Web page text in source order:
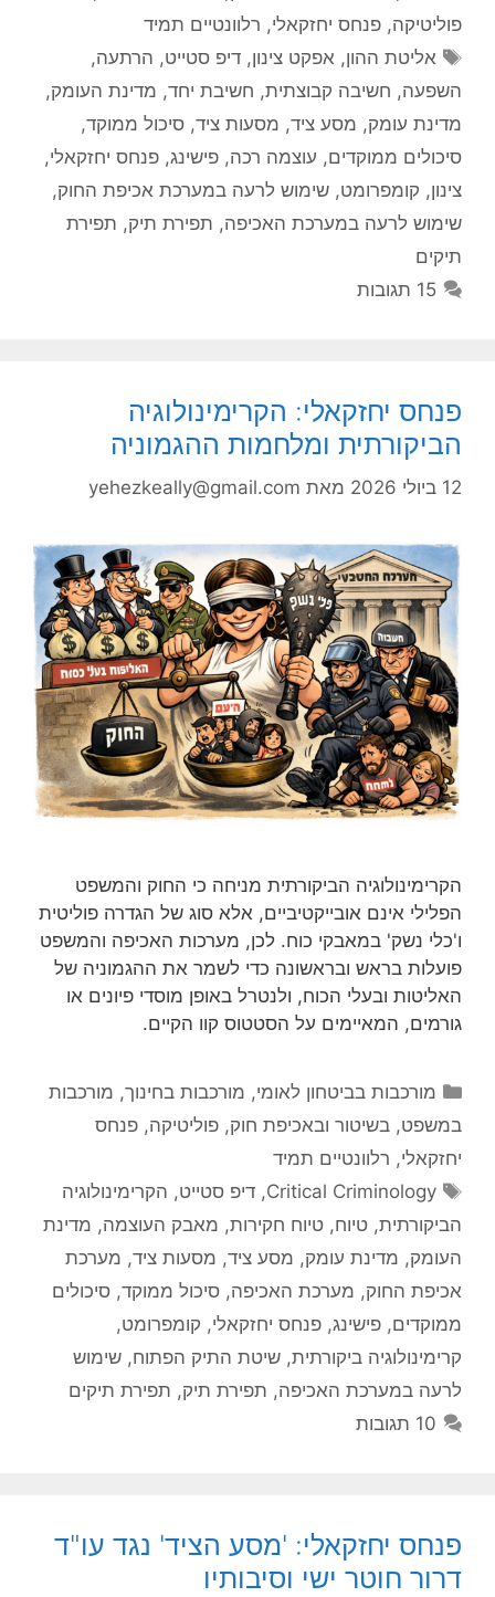
פוליטיקה, פנחס יחזקאלי, רלוונטיים תמיד
תגיות
אליטת ההון, אפקט צינון,דיפ סטייט, הרתעה,
השפעה, חשיבה קבוצתית, חשיבת יחד, מדינת העומק,
מדינת עומק, מסע ציד, מסעות ציד, סיכול ממוקד,
סיכולים ממוקדים, עוצמה רכה, פישינג, פנחס יחזקאלי,
צינון, קומפרומט, שימוש לרעה במערכת אכיפת החוק,
שימוש לרעה במערכת האכיפה, תפירת תיק, תפירת
תיקים
15 תגובות
פנחס יחזקאלי: הקרימינולוגיה
הביקורתית ומלחמות ההגמוניה
12 ביולי 2026 מאת yehezkeally@gmail.com
הקרימינולוגיה הביקורתית מניחה כי החוק והמשפט
הפלילי אינם אובייקטיביים, אלא סוג של הגדרה פוליטית
ו'כלי נשק' במאבקי כוח. לכן, מערכות האכיפה והמשפט
פועלות בראש ובראשונה כדי לשמר את ההגמוניה של
האליטות ובעלי הכוח, ולנטרל באופן מוסדי פיונים או
גורמים, המאיימים על הסטטוס קוו הקיים.
קטגוריות
מורכבות בביטחון לאומי, מורכבות בחינוך, מורכבות
במשפט, בשיטור ובאכיפת חוק, פוליטיקה, פנחס
יחזקאלי, רלוונטיים תמיד
תגיות
Critical Criminology
,דיפ סטייט, הקרימינולוגיה
הביקורתית, טיוח, טיוח חקירות, מאבק העוצמה, מדינת
העומק, מדינת עומק, מסע ציד, מסעות ציד, מערכת
אכיפת החוק, מערכת האכיפה, סיכול ממוקד, סיכולים
ממוקדים, פישינג, פנחס יחזקאלי, קומפרומט,
קרימינולוגיה ביקורתית, שיטת התיק הפתוח, שימוש
לרעה במערכת האכיפה, תפירת תיק, תפירת תיקים
10 תגובות
פנחס יחזקאלי: 'מסע הציד' נגד עו"ד
דרור חוטר ישי וסיבותיו